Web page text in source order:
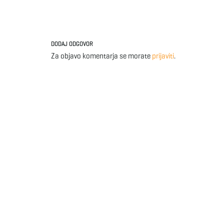
DODAJ ODGOVOR
Za objavo komentarja se morate prijaviti.